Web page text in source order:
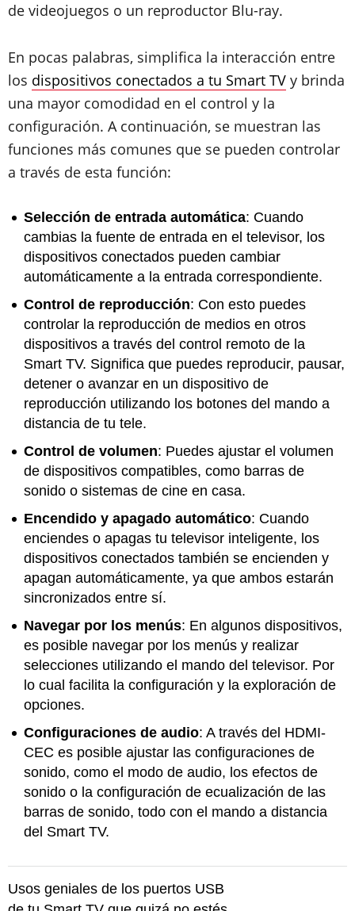
de videojuegos o un reproductor Blu-ray.
En pocas palabras, simplifica la interacción entre
los dispositivos conectados a tu Smart TV y brinda
una mayor comodidad en el control y la
configuración. A continuación, se muestran las
funciones más comunes que se pueden controlar
a través de esta función:
Selección de entrada automática: Cuando
cambias la fuente de entrada en el televisor, los
dispositivos conectados pueden cambiar
automáticamente a la entrada correspondiente.
Control de reproducción: Con esto puedes
controlar la reproducción de medios en otros
dispositivos a través del control remoto de la
Smart TV. Significa que puedes reproducir, pausar,
detener o avanzar en un dispositivo de
reproducción utilizando los botones del mando a
distancia de tu tele.
Control de volumen: Puedes ajustar el volumen
de dispositivos compatibles, como barras de
sonido o sistemas de cine en casa.
Encendido y apagado automático: Cuando
enciendes o apagas tu televisor inteligente, los
dispositivos conectados también se encienden y
apagan automáticamente, ya que ambos estarán
sincronizados entre sí.
Navegar por los menús: En algunos dispositivos,
es posible navegar por los menús y realizar
selecciones utilizando el mando del televisor. Por
lo cual facilita la configuración y la exploración de
opciones.
Configuraciones de audio: A través del HDMI-
CEC es posible ajustar las configuraciones de
sonido, como el modo de audio, los efectos de
sonido o la configuración de ecualización de las
barras de sonido, todo con el mando a distancia
del Smart TV.
Usos geniales de los puertos USB